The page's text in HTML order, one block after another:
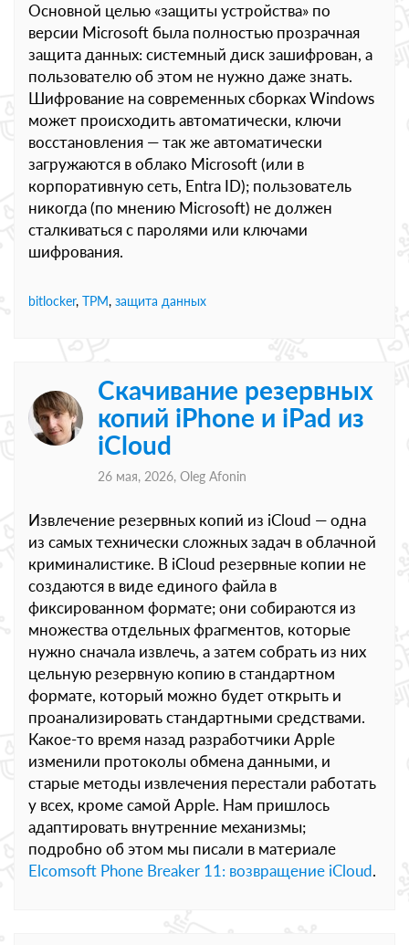
Основной целью «защиты устройства» по
версии Microsoft была полностью прозрачная
защита данных: системный диск зашифрован, а
пользователю об этом не нужно даже знать.
Шифрование на современных сборках Windows
может происходить автоматически, ключи
восстановления — так же автоматически
загружаются в облако Microsoft (или в
корпоративную сеть, Entra ID); пользователь
никогда (по мнению Microsoft) не должен
сталкиваться с паролями или ключами
шифрования.
bitlocker, TPM, защита данных
Скачивание резервных
копий iPhone и iPad из
iCloud
26 мая, 2026, Oleg Afonin
Извлечение резервных копий из iCloud — одна
из самых технически сложных задач в облачной
криминалистике. В iCloud резервные копии не
создаются в виде единого файла в
фиксированном формате; они собираются из
множества отдельных фрагментов, которые
нужно сначала извлечь, а затем собрать из них
цельную резервную копию в стандартном
формате, который можно будет открыть и
проанализировать стандартными средствами.
Какое-то время назад разработчики Apple
изменили протоколы обмена данными, и
старые методы извлечения перестали работать
у всех, кроме самой Apple. Нам пришлось
адаптировать внутренние механизмы;
подробно об этом мы писали в материале
Elcomsoft Phone Breaker 11: возвращение iCloud.